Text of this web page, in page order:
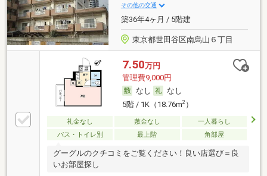
その他の交通
築36年4ヶ月 / 5階建
東京都世田谷区南烏山６丁目
7.50万円
管理費9,000円
なし
なし
5階 / 1K（18.76m2）
礼金なし 敷金なし
一人暮らし
バス・トイレ別
最上階 角部屋
グーグルのクチコミをご覧ください！良い店選び＝良
いお部屋探し